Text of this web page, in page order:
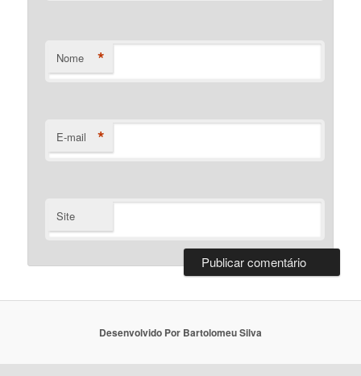
Nome *
E-mail *
Site
Desenvolvido Por Bartolomeu Silva